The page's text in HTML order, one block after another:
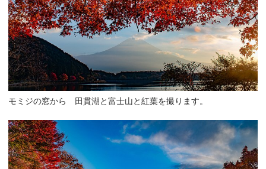
モミジの窓から 田貫湖と富士山と紅葉を撮ります。